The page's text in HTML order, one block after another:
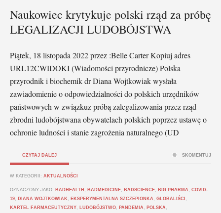
Naukowiec krytykuje polski rząd za próbę
LEGALIZACJI LUDOBÓJSTWA
Piątek, 18 listopada 2022 przez :Belle Carter Kopiuj adres
URL12CWIDOKI (Wiadomości przyrodnicze) Polska
przyrodnik i biochemik dr Diana Wojtkowiak wysłała
zawiadomienie o odpowiedzialności do polskich urzędników
państwowych w związkuz próbą zalegalizowania przez rząd
zbrodni ludobójstwana obywatelach polskich poprzez ustawę o
ochronie ludności i stanie zagrożenia naturalnego (UD
CZYTAJ DALEJ
W KATEGORII: AKTUALNOŚCI
OZNACZONY JAKO: BADHEALTH BADMEDICINE BADSCIENCE BIG PHARMA
COVID-
19
DIANA WOJTKOWIAK EKSPERYMENTALNA SZCZEPIONKA GLOBALIŚCI
KARTEL FARMACEUTYCZNY
LUDOBÓJSTWO PANDEMIA POLSKA
SKOMENTUJ